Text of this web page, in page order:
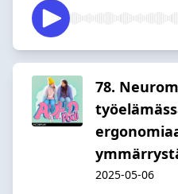
78.
2025-05-06